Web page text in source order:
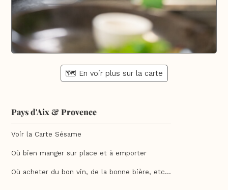
🗺️ En voir plus sur la carte
Pays d'Aix & Provence
Voir la Carte Sésame
Où bien manger sur place et à emporter
Où acheter du bon vin, de la bonne bière, etc...